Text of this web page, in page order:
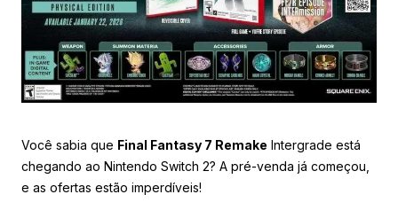
Você sabia que Final Fantasy 7 Remake Intergrade está
chegando ao Nintendo Switch 2? A pré-venda já começou,
e as ofertas estão imperdíveis!